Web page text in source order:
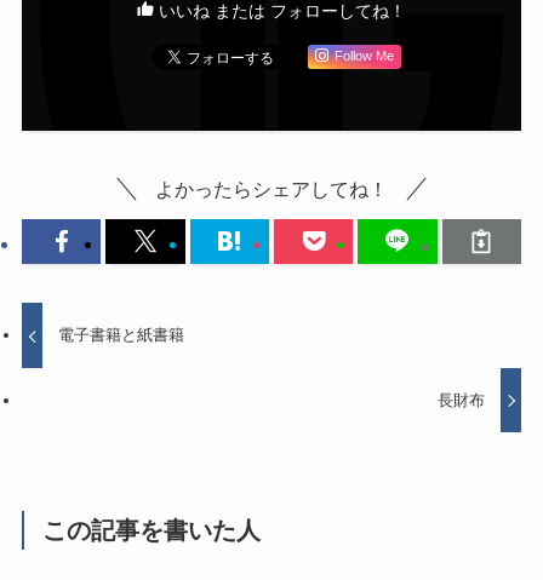
いいね または フォローしてね！
Follow Me
よかったらシェアしてね！
電子書籍と紙書籍
長財布
この記事を書いた人